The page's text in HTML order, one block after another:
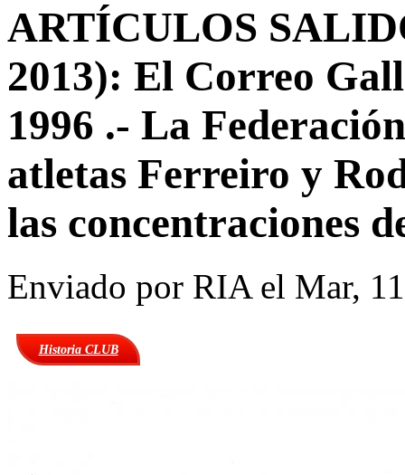
ARTÍCULOS
2013): El Correo
1996 .- La
atletas Ferreiro y
las concentraciones
Enviado por RIAel Mar,
Historia CLUB